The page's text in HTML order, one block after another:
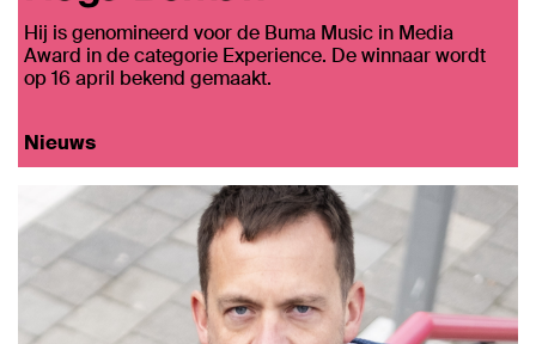
Hij is genomineerd voor de Buma Music in Media
Award in de categorie Experience. De winnaar wordt
op 16 april bekend gemaakt.
Nieuws